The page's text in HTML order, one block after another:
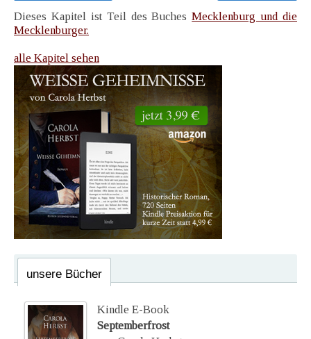
Dieses Kapitel ist Teil des BuchesMecklenburg und die
Mecklenburger.
alle Kapitel sehen
unsere Bücher
Kindle E-Book
Septemberfrost